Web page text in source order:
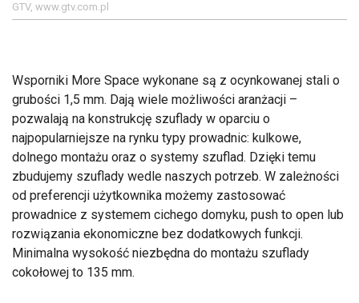
GTV, www.gtv.com.pl
Wsporniki More Space wykonane są z ocynkowanej stali o
grubości 1,5 mm. Dają wiele możliwości aranżacji –
pozwalają na konstrukcję szuflady w oparciu o
najpopularniejsze na rynku typy prowadnic: kulkowe,
dolnego montażu oraz o systemy szuflad. Dzięki temu
zbudujemy szuflady wedle naszych potrzeb. W zależności
od preferencji użytkownika możemy zastosować
prowadnice z systemem cichego domyku, push to open lub
rozwiązania ekonomiczne bez dodatkowych funkcji.
Minimalna wysokość niezbędna do montażu szuflady
cokołowej to 135 mm.